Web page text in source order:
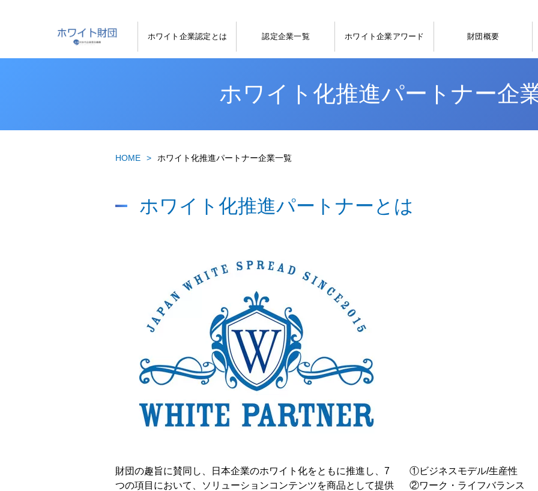
ホワイト企業認定とは 認定企業一覧 ホワイト企業アワード 財団概要
ホワイト化推進パートナー企
HOME ホワイト化推進パートナー企業一覧
ホワイト化推進パートナーとは
財団の趣旨に賛同し、日本企業のホワイト化をともに推進し、7
つの項目において、ソリューションコンテンツを商品として提供
①ビジネスモデル/生産性
②ワーク・ライフバランス